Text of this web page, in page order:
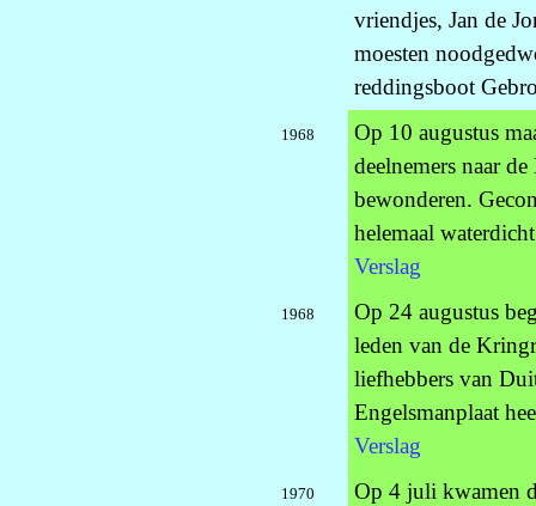
vriendjes, Jan de
moesten
reddingsboot
1968
Op 10 augustus
deelnemers naar
bewonderen.
helemaal
Verslag
1968
Op 24 augustus
leden van de
liefhebbers van
Engelsmanplaat
Verslag
1970
Op 4 juli kwamen